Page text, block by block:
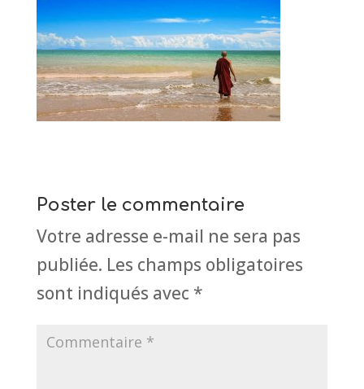
Poster le commentaire
Votre adresse e-mail ne sera pas
publiée. Les champs obligatoires
sont indiqués avec *